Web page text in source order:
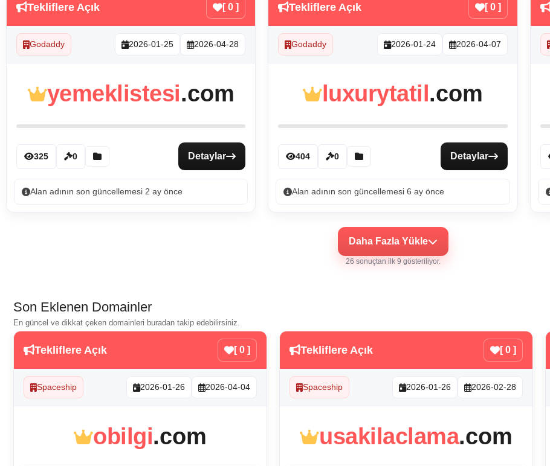
Tekliflere Açık [ 0 ]
Godaddy 2026-01-25 2026-04-28
yemeklistesi.com
325 0 Detaylar
Alan adının son güncellemesi 2 ay önce
Tekliflere Açık [ 0 ]
Godaddy 2026-01-24 2026-04-07
luxurytatil .com
404 0 Detaylar
Alan adının son güncellemesi 6 ay önce
Daha Fazla Yükle
26 sonuçtan ilk 9 gösteriliyor.
Son Eklenen Domainler
En güncel ve dikkat çeken domainleri buradan takip edebilirsiniz.
Tekliflere Açık [ 0 ]
Spaceship 2026-01-26 2026-04-04
obilgi.com
Tekliflere Açık [ 0 ]
Spaceship 2026-01-26 2026-02-28
usakilaclama.com